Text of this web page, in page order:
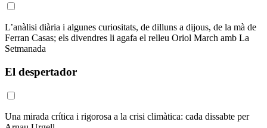
L’anàlisi diària i algunes curiositats, de dilluns a dijous, de la mà de
Ferran Casas; els divendres li agafa el relleu Oriol March amb La
Setmanada
El despertador
Una mirada crítica i rigorosa a la crisi climàtica: cada dissabte per